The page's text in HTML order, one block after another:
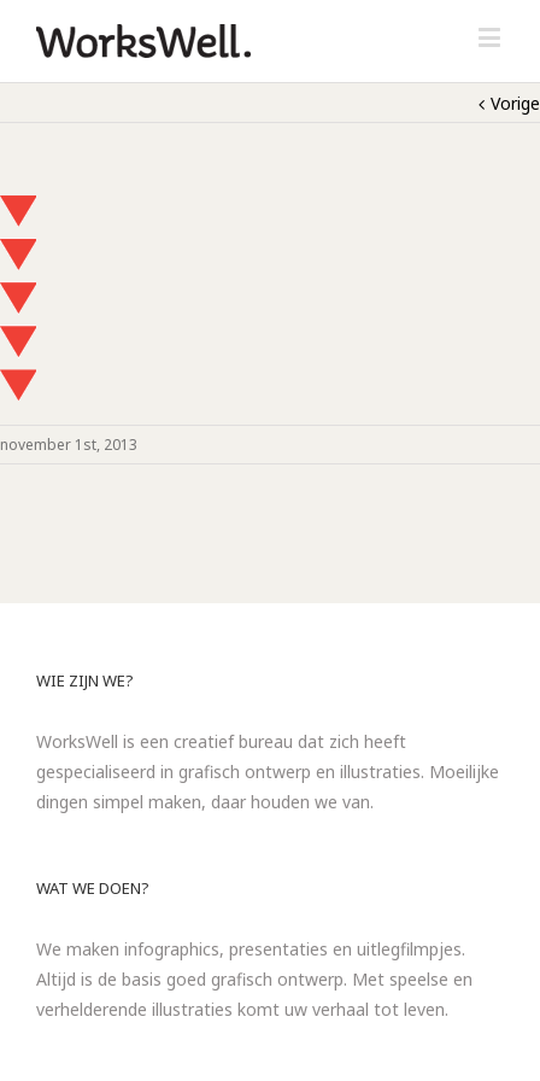
Vorige
november 1st, 2013
WIE ZIJN WE?
WorksWell is een creatief bureau dat zich heeft
gespecialiseerd in grafisch ontwerp en illustraties. Moeilijke
dingen simpel maken, daar houden we van.
WAT WE DOEN?
We maken infographics, presentaties en uitlegfilmpjes.
Altijd is de basis goed grafisch ontwerp. Met speelse en
verhelderende illustraties komt uw verhaal tot leven.